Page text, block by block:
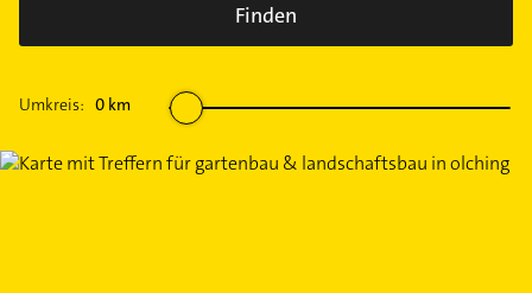
Finden
Umkreis: 0 km